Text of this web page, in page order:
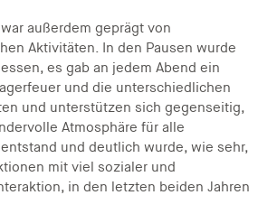
außerdem geprägt von
Aktivitäten. In den Pausen wurde
es gab an jedem Abend ein
und die unterschiedlichen
und unterstützen sich gegenseitig,
Atmosphäre für alle
und deutlich wurde, wie sehr,
mit viel sozialer und
in den letzten beiden Jahren